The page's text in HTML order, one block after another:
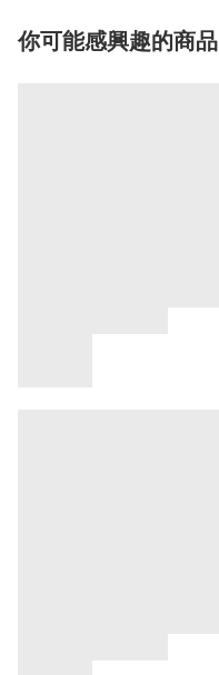
你可能感興趣的商品